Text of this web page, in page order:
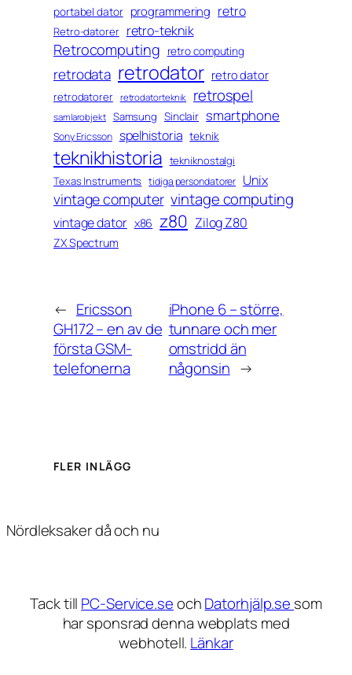
portabel dator programmering retro
Retro-datorer retro-teknik
Retrocomputing retro computing
retrodata retrodator retro dator
retrodatorer retrodatorteknik retrospel
samlarobjekt Samsung Sinclair smartphone
Sony Ericsson spelhistoria teknik
teknikhistoria tekniknostalgi
Texas Instruments tidiga persondatorer Unix
vintage computer vintage computing
vintage dator x86 z80 Zilog Z80
ZX Spectrum
← Ericsson
GH172 – en av de
första GSM-
telefonerna
iPhone 6 – större,
tunnare och mer
omstridd än
någonsin →
FLER INLÄGG
Nördleksaker då och nu
Tack till PC-Service.seochDatorhjälp.se som
har sponsrad denna webplats med
webhotell. Länkar